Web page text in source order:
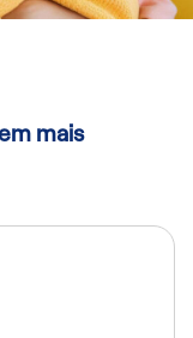
mais